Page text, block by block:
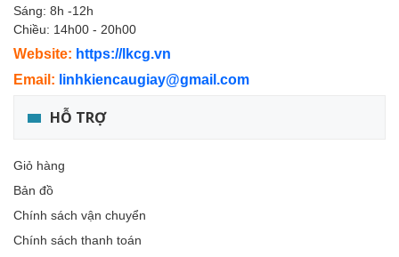
Sáng: 8h -12h
Chiều: 14h00 - 20h00
Website: https://lkcg.vn
Email: linhkiencaugiay@gmail.com
HỖ TRỢ
Giỏ hàng
Bản đồ
Chính sách vận chuyển
Chính sách thanh toán